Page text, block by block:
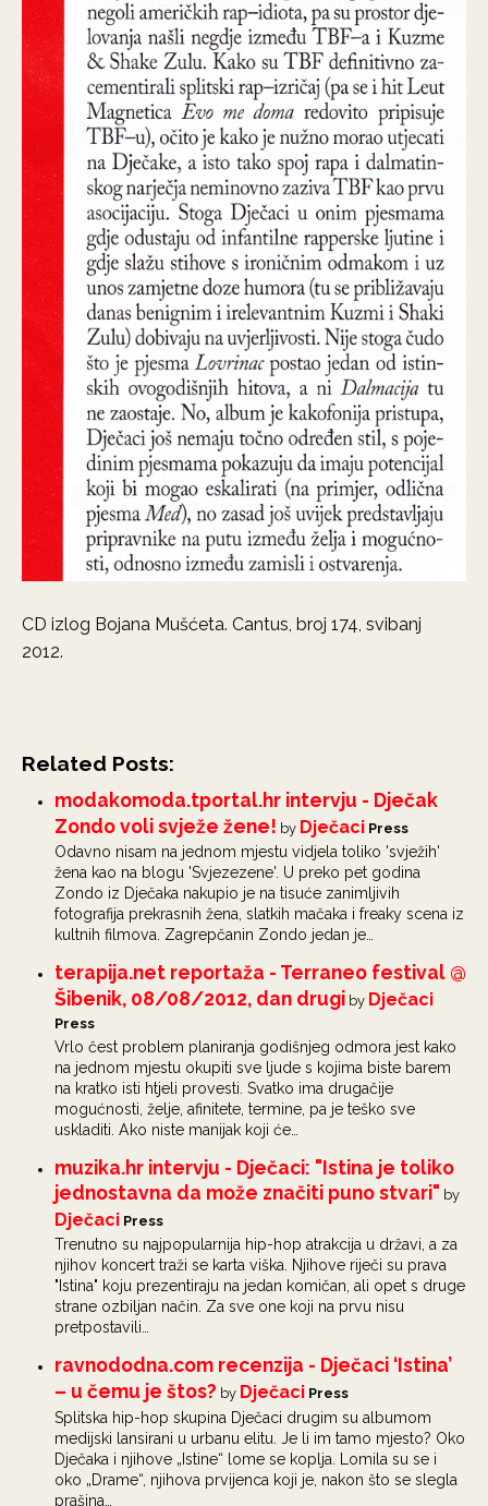
CD izlog Bojana Mušćeta. Cantus, broj 174, svibanj
2012.
Related Posts:
modakomoda.tportal.hr intervju - Dječak
Zondo voli svježe žene! by Dječaci Press
Odavno nisam na jednom mjestu vidjela toliko 'svježih'
žena kao na blogu 'Svjezezene'. U preko pet godina
Zondo iz Dječaka nakupio je na tisuće zanimljivih
fotografija prekrasnih žena, slatkih mačaka i freaky scena iz
kultnih filmova. Zagrepčanin Zondo jedan je…
terapija.net reportaža - Terraneo festival @
Šibenik, 08/08/2012, dan drugi by Dječaci
Press
Vrlo čest problem planiranja godišnjeg odmora jest kako
na jednom mjestu okupiti sve ljude s kojima biste barem
na kratko isti htjeli provesti. Svatko ima drugačije
mogućnosti, želje, afinitete, termine, pa je teško sve
uskladiti. Ako niste manijak koji će…
muzika.hr intervju - Dječaci: "Istina je toliko
jednostavna da može značiti puno stvari" by
Dječaci Press
Trenutno su najpopularnija hip-hop atrakcija u državi, a za
njihov koncert traži se karta viška. Njihove riječi su prava
"Istina" koju prezentiraju na jedan komičan, ali opet s druge
strane ozbiljan način. Za sve one koji na prvu nisu
pretpostavili…
ravnododna.com recenzija - Dječaci ‘Istina’
– u čemu je štos? by Dječaci Press
Splitska hip-hop skupina Dječaci drugim su albumom
medijski lansirani u urbanu elitu. Je li im tamo mjesto? Oko
Dječaka i njihove „Istine“ lome se koplja. Lomila su se i
oko „Drame“, njihova prvijenca koji je, nakon što se slegla
prašina…